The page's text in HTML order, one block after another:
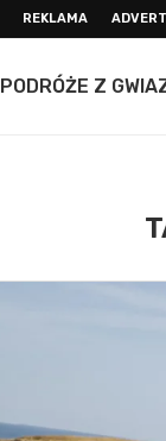
REKLAMA
PODRÓŻE Z